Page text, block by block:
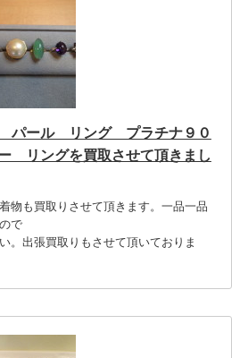
パール リング プラチナ９０
リングを買取させて頂きまし
物も買取りさせて頂きます。一品一品
で
。出張買取りもさせて頂いておりま